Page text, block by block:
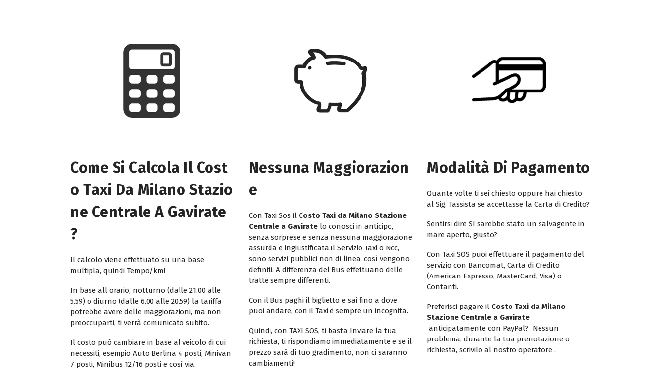
Come Si Calcola Il Cost
O Taxi Da Milano Stazio
Ne Centrale A Gavirate
?
Il calcolo viene effettuato su una base
multipla, quindi Tempo/km!
In base all orario, notturno (dalle 21.00 alle
5.59) o diurno (dalle 6.00 alle 20.59) la tariffa
potrebbe avere delle maggiorazioni, ma non
preoccuparti, ti verrà comunicato subito.
Il costo può cambiare in base al veicolo di cui
necessiti, esempio Auto Berlina 4 posti, Minivan
7 posti, Minibus 12/16 posti e così via.
Nessuna Maggiorazion
E
Con Taxi Sos il Costo Taxi da Milano Stazione
Centrale a Gaviratelo conosci in anticipo,
senza sorprese e senza nessuna maggiorazione
assurda e ingiustificata.Il Servizio Taxi o Ncc,
sono servizi pubblici non di linea, così vengono
definiti. A differenza del Bus effettuano delle
tratte sempre differenti.
Con il Bus paghi il biglietto e sai fino a dove
puoi andare, con il Taxi è sempre un incognita.
Quindi, con TAXI SOS, ti basta Inviare la tua
richiesta, ti rispondiamo immediatamente e se il
prezzo sarà di tuo gradimento, non ci saranno
cambiamenti!
Modalità Di Pagamento
Quante volte ti sei chiesto oppure hai chiesto
al Sig. Tassista se accettasse la Carta di Credito?
Sentirsi dire SI sarebbe stato un salvagente in
mare aperto, giusto?
Con Taxi SOS puoi effettuare il pagamento del
servizio con Bancomat, Carta di Credito
(American Expresso, MasterCard, Visa) o
Contanti.
Preferisci pagare il Costo Taxi da Milano
Stazione Centrale a Gavirate
anticipatamente con PayPal? Nessun
problema, durante la tua prenotazione o
richiesta, scrivilo al nostro operatore .